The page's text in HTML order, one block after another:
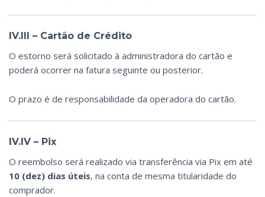
IV.III – Cartão de Crédito
O estorno será solicitado à administradora do cartão e
poderá ocorrer na fatura seguinte ou posterior.
O prazo é de responsabilidade da operadora do cartão.
IV.IV – Pix
O reembolso será realizado via transferência via Pix em até
10 (dez) dias úteis, na conta de mesma titularidade do
comprador.